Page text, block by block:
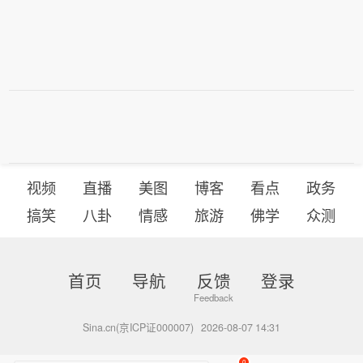
视频 直播 美图 博客 看点
政务
搞笑
八卦 情感 旅游 佛学 众测
首页 导航 反馈 登录
Sina.cn(京ICP证000007) 2026-08-07 14:31